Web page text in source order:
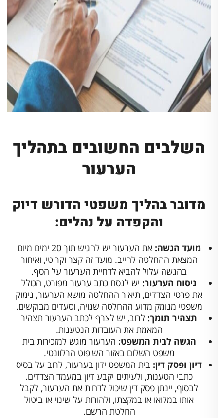
השלבים החשובים בתהליך
הערעור
מדובר בהליך משפטי הדורש דיוק
והקפדה על נהלים:
מועד הגשה:
את הערעור יש להגיש תוך 20 ימים מיום
המצאת ההחלטה לחייב. מועד זה קצר וקריטי, ואיחור
בהגשה עלול להביא לדחיית הערעור על הסף.
ניסוח הערעור: יש לנסח כתב ערעור מפורט, הכולל
את פרטי הצדדים, תיאור ההחלטה מושא הערעור, נימוק
משפטי מנומק מדוע ההחלטה שגויה, וסעדים מבוקשים.
תצהיר תומך: לרוב, יש לצרף לכתב הערעור תצהיר
המאמת את העובדות הנטענות.
הגשה לבית המשפט: הערעור מוגש למזכירות בית
משפט השלום באזור השיפוט הרלוונטי.
דיון ופסק דין: בית המשפט ידון בערעור, לרוב על בסיס
כתבי הטענות, ולעיתים יקבע דיון במעמד הצדדים.
לבסוף, יינתן פסק דין שיכול לדחות את הערעור, לקבל
אותו במלואו או במקצתו, ולהורות על שינוי או ביטול
החלטת הרשם.